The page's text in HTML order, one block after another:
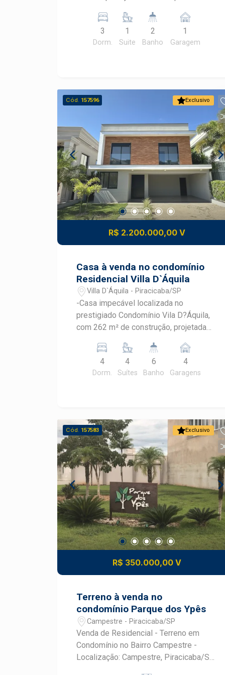
3
Dorm.
1
Suite
2
Banho
1
Garagem
Exclusivo
Cód. 157596
R$ 2.200.000,00 V
Casa à venda no condomínio
Residencial Villa D`Áquila
Villa D`Áquila - Piracicaba/SP
-Casa impecável localizada no
prestigiado Condomínio Vila D?Áquila,
com 262 m² de construção, projetada
elegância em cada detalhe. -O imóvel
conta com 4 dormitórios, todos suítes,
sendo uma suíte com closet,
automatizadas, agregando
modernidade e praticidade ao dia a dia.
-A área social é um dos grandes
destaques da casa: ampla sala
integrada à cozinha gourmet, equipada
com churrasqueira, criando um
ambiente perfeito para receber amigos
e familiares. Tudo isso conectado à
área externa com piscina, ideal para
momentos de lazer e descontração. -A
residência possui ainda garagem para 4
descobertas. -Com projeto
de altíssimo padrão, esta casa é
perfeita para quem busca qualidade de
vida, segurança e exclusividade.
4
Dorm.
4
Suítes
6
Banho
4
Garagens
Exclusivo
Cód. 157583
R$ 350.000,00 V
Terreno à venda no
condomínio Parque dos Ypês
Campestre - Piracicaba/SP
Venda de Residencial - Terreno em
Condomínio no Bairro Campestre -
Localização: Campestre, Piracicaba/SP